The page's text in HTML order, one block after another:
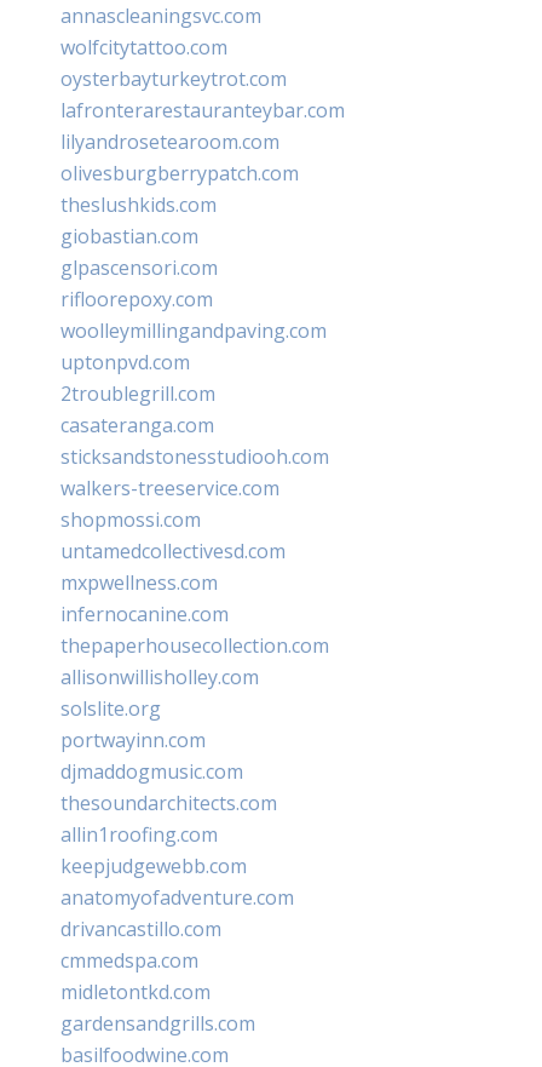
annascleaningsvc.com
wolfcitytattoo.com
oysterbayturkeytrot.com
lafronterarestauranteybar.com
lilyandrosetearoom.com
olivesburgberrypatch.com
theslushkids.com
giobastian.com
glpascensori.com
rifloorepoxy.com
woolleymillingandpaving.com
uptonpvd.com
2troublegrill.com
casateranga.com
sticksandstonesstudiooh.com
walkers-treeservice.com
shopmossi.com
untamedcollectivesd.com
mxpwellness.com
infernocanine.com
thepaperhousecollection.com
allisonwillisholley.com
solslite.org
portwayinn.com
djmaddogmusic.com
thesoundarchitects.com
allin1roofing.com
keepjudgewebb.com
anatomyofadventure.com
drivancastillo.com
cmmedspa.com
midletontkd.com
gardensandgrills.com
basilfoodwine.com